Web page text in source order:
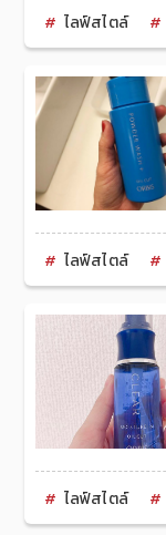
ไลฟ์สไตล์
ไลฟ์สไตล์
ไลฟ์สไตล์